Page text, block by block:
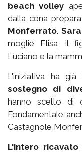
beach volley
dalla cena
Monferrato.
moglie Elisa, il
Luciano e la
L'iniziativa ha
sostegno di
hanno scelto di
Fondamentale
Castagnole
L'intero